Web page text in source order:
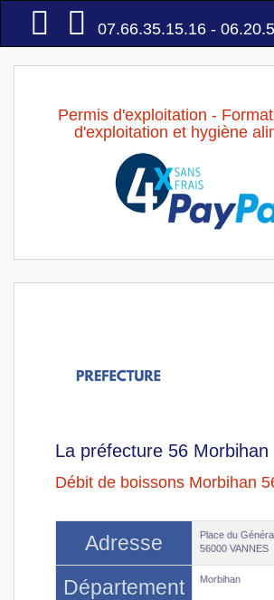
Accueil
07.66.35.15.16 -
Permis d'exploitation -
d'exploitation et hygiène
La préfecture 56 Morbihan
Débit de boissons Morbihan
Adresse
Place du
56000 VANNES
Département Morbihan